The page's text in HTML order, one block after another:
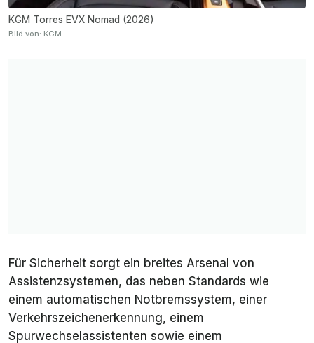
KGM Torres EVX Nomad (2026)
Bild von: KGM
Für Sicherheit sorgt ein breites Arsenal von
Assistenzsystemen, das neben Standards wie
einem automatischen Notbremssystem, einer
Verkehrszeichenerkennung, einem
Spurwechselassistenten sowie einem